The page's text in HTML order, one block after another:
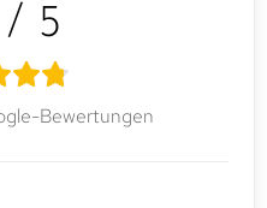
/ 5
Bewertungen